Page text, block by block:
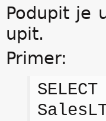
Podupit je
upit.
Primer:
SELECT